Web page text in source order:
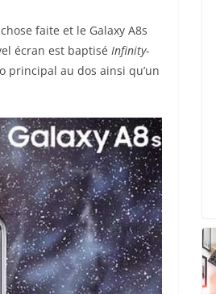
faite et le Galaxy A8s
écran est baptisé Infinity-
principal au dos ainsi qu’un